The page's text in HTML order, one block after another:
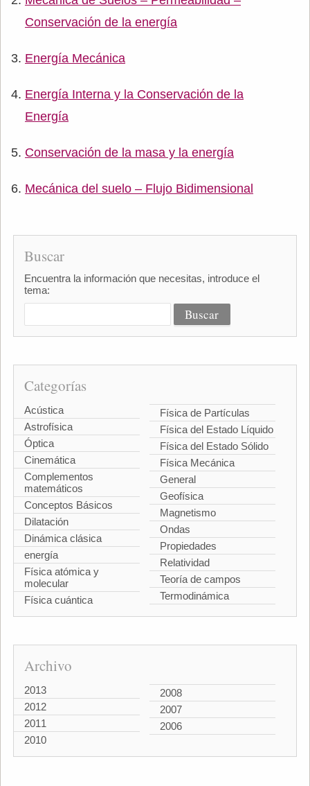
Conservación de la energía
Energía Mecánica
Energía Interna y la Conservación de la
Energía
Conservación de la masa y la energía
Mecánica del suelo – Flujo Bidimensional
Buscar
Encuentra la información que necesitas, introduce el
tema:
Categorías
Acústica
Astrofísica
Óptica
Cinemática
Complementos
matemáticos
Conceptos Básicos
Dilatación
Dinámica clásica
energía
Física atómica y
molecular
Física cuántica
Física de Partículas
Física del Estado Líquido
Física del Estado Sólido
Física Mecánica
General
Geofísica
Magnetismo
Ondas
Propiedades
Relatividad
Teoría de campos
Termodinámica
Archivo
2013
2012
2011
2010
2008
2007
2006